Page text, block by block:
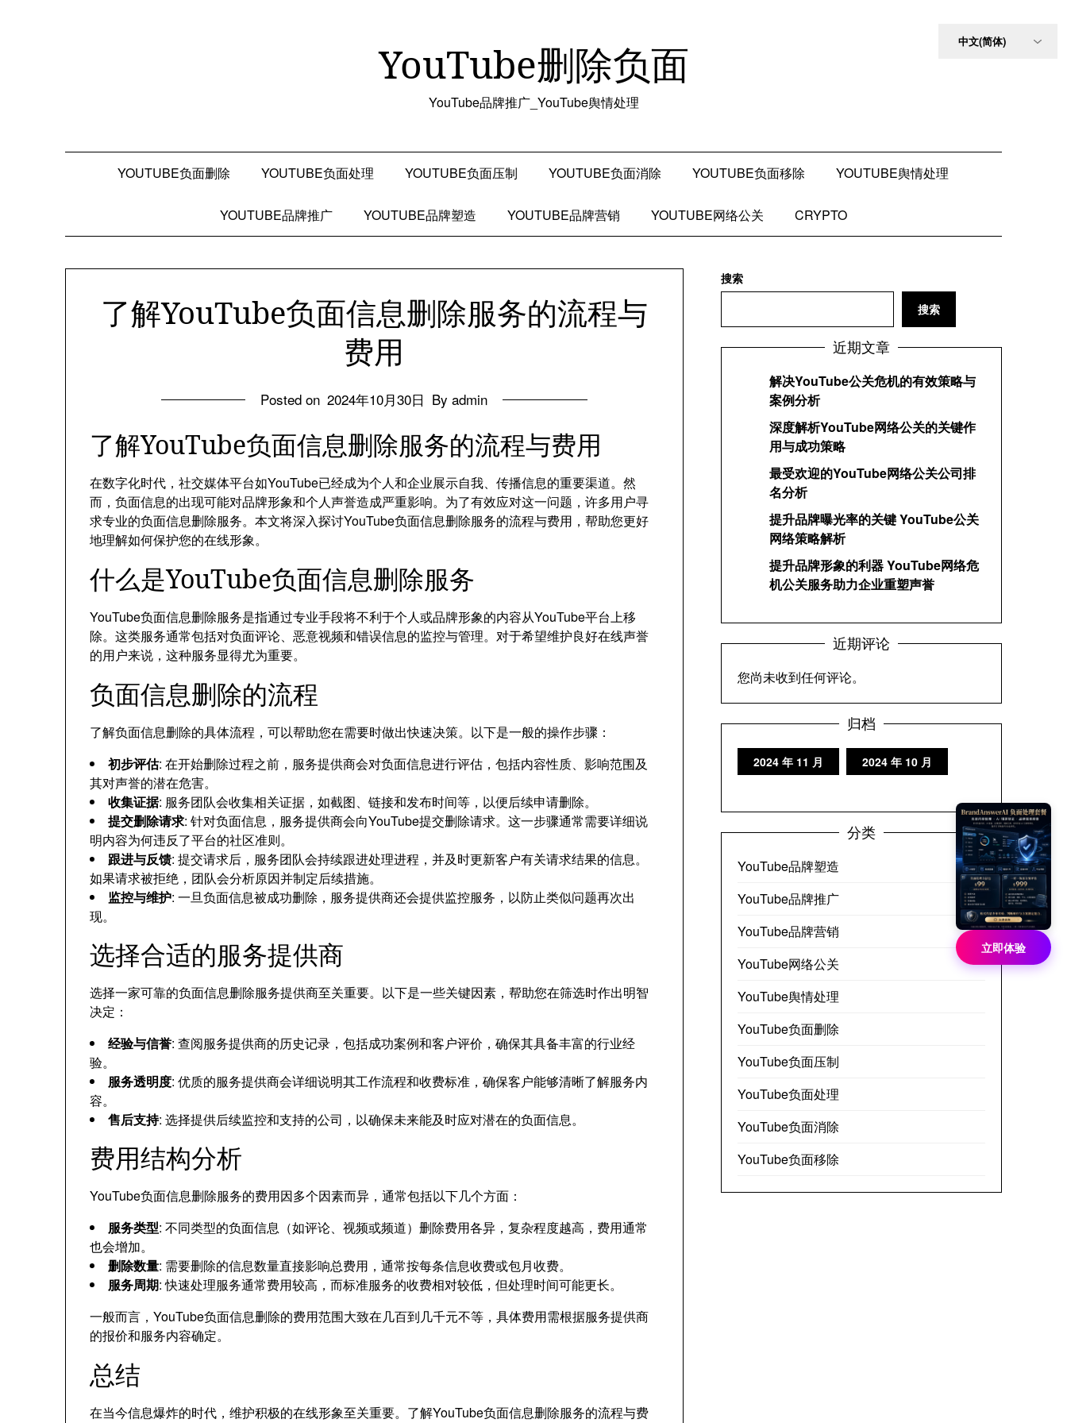
YouTube删除负面
YouTube品牌推广_YouTube舆情处理
YOUTUBE负面删除 YOUTUBE负面处理 YOUTUBE负面压制 YOUTUBE负面消除 YOUTUBE负面移除 YOUTUBE舆情处理
YOUTUBE品牌推广 YOUTUBE品牌塑造 YOUTUBE品牌营销 YOUTUBE网络公关 CRYPTO
了解YouTube负面信息删除服务的流程与
费用
Posted on 2024年10月30日 By admin
了解YouTube负面信息删除服务的流程与费用
在数字化时代，社交媒体平台如YouTube已经成为个人和企业展示自我、传播信息的重要渠道。然
而，负面信息的出现可能对品牌形象和个人声誉造成严重影响。为了有效应对这一问题，许多用户寻
求专业的负面信息删除服务。本文将深入探讨YouTube负面信息删除服务的流程与费用，帮助您更好
地理解如何保护您的在线形象。
什么是YouTube负面信息删除服务
YouTube负面信息删除服务是指通过专业手段将不利于个人或品牌形象的内容从YouTube平台上移
除。这类服务通常包括对负面评论、恶意视频和错误信息的监控与管理。对于希望维护良好在线声誉
的用户来说，这种服务显得尤为重要。
负面信息删除的流程
了解负面信息删除的具体流程，可以帮助您在需要时做出快速决策。以下是一般的操作步骤：
初步评估: 在开始删除过程之前，服务提供商会对负面信息进行评估，包括内容性质、影响范围及
其对声誉的潜在危害。
收集证据: 服务团队会收集相关证据，如截图、链接和发布时间等，以便后续申请删除。
提交删除请求: 针对负面信息，服务提供商会向YouTube提交删除请求。这一步骤通常需要详细说
明内容为何违反了平台的社区准则。
跟进与反馈: 提交请求后，服务团队会持续跟进处理进程，并及时更新客户有关请求结果的信息。
如果请求被拒绝，团队会分析原因并制定后续措施。
监控与维护: 一旦负面信息被成功删除，服务提供商还会提供监控服务，以防止类似问题再次出
现。
选择合适的服务提供商
选择一家可靠的负面信息删除服务提供商至关重要。以下是一些关键因素，帮助您在筛选时作出明智
决定：
经验与信誉: 查阅服务提供商的历史记录，包括成功案例和客户评价，确保其具备丰富的行业经
验。
服务透明度: 优质的服务提供商会详细说明其工作流程和收费标准，确保客户能够清晰了解服务内
容。
售后支持: 选择提供后续监控和支持的公司，以确保未来能及时应对潜在的负面信息。
费用结构分析
YouTube负面信息删除服务的费用因多个因素而异，通常包括以下几个方面：
服务类型: 不同类型的负面信息（如评论、视频或频道）删除费用各异，复杂程度越高，费用通常
也会增加。
删除数量: 需要删除的信息数量直接影响总费用，通常按每条信息收费或包月收费。
服务周期: 快速处理服务通常费用较高，而标准服务的收费相对较低，但处理时间可能更长。
一般而言，YouTube负面信息删除的费用范围大致在几百到几千元不等，具体费用需根据服务提供商
的报价和服务内容确定。
总结
在当今信息爆炸的时代，维护积极的在线形象至关重要。了解YouTube负面信息删除服务的流程与费
搜索
搜索
近期文章
解决YouTube公关危机的有效策略与
案例分析
深度解析YouTube网络公关的关键作
用与成功策略
最受欢迎的YouTube网络公关公司排
名分析
提升品牌曝光率的关键 YouTube公关
网络策略解析
提升品牌形象的利器 YouTube网络危
机公关服务助力企业重塑声誉
近期评论
您尚未收到任何评论。
归档
2024 年 11 月 2024 年 10 月
分类
YouTube品牌塑造
YouTube品牌推广
YouTube品牌营销
YouTube网络公关
YouTube舆情处理
YouTube负面删除
YouTube负面压制
YouTube负面处理
YouTube负面消除
YouTube负面移除
立即体验